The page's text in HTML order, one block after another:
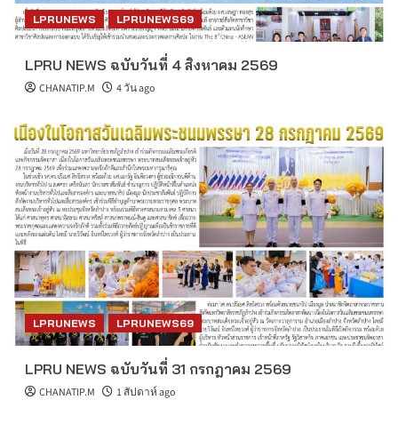
LPRUNEWS LPRUNEWS69
LPRU NEWS ฉบับวันที่ 4 สิงหาคม 2569
CHANATIP.M 4 วัน ago
LPRUNEWS LPRUNEWS69
LPRU NEWS ฉบับวันที่ 31 กรกฎาคม 2569
CHANATIP.M 1 สัปดาห์ ago